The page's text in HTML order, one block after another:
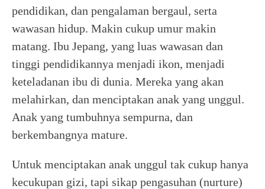
pendidikan, dan pengalaman bergaul, serta
wawasan hidup. Makin cukup umur makin
matang. Ibu Jepang, yang luas wawasan dan
tinggi pendidikannya menjadi ikon, menjadi
keteladanan ibu di dunia. Mereka yang akan
melahirkan, dan menciptakan anak yang unggul.
Anak yang tumbuhnya sempurna, dan
berkembangnya mature.
Untuk menciptakan anak unggul tak cukup hanya
kecukupan gizi, tapi sikap pengasuhan (nurture)